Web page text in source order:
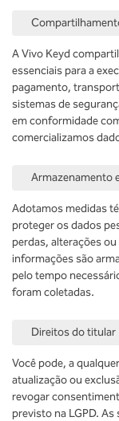
A Vivo Keyd
essenciais para a
pagamento,
sistemas de
em conformidade
comercializamos
Armazenamento
Adotamos medidas
proteger os dados
perdas, alterações
informações são
pelo tempo
foram coletadas.
Direitos do titular
Você pode, a
atualização ou
revogar
previsto na LGPD.